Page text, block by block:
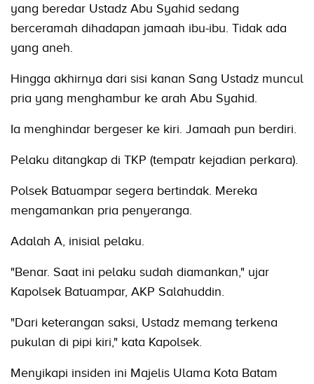
yang beredar Ustadz Abu Syahid sedang
berceramah dihadapan jamaah ibu-ibu. Tidak ada
yang aneh.
Hingga akhirnya dari sisi kanan Sang Ustadz muncul
pria yang menghambur ke arah Abu Syahid.
Ia menghindar bergeser ke kiri. Jamaah pun berdiri.
Pelaku ditangkap di TKP (tempatr kejadian perkara).
Polsek Batuampar segera bertindak. Mereka
mengamankan pria penyeranga.
Adalah A, inisial pelaku.
"Benar. Saat ini pelaku sudah diamankan," ujar
Kapolsek Batuampar, AKP Salahuddin.
"Dari keterangan saksi, Ustadz memang terkena
pukulan di pipi kiri," kata Kapolsek.
Menyikapi insiden ini Majelis Ulama Kota Batam